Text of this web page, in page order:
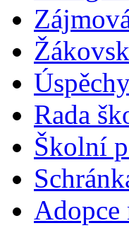
Rada
Školní
Adopce